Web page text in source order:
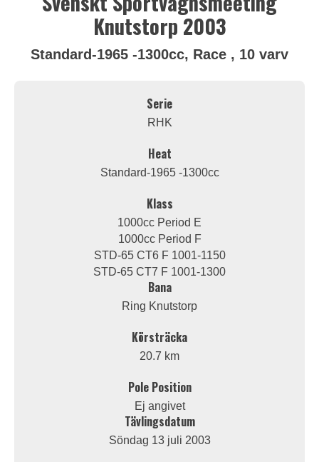
Knutstorp 2003
Standard-1965 -1300cc, Race , 10 varv
Serie
RHK
Heat
Standard-1965 -1300cc
Klass
1000cc Period E
1000cc Period F
STD-65 CT6 F 1001-1150
STD-65 CT7 F 1001-1300
Bana
Ring Knutstorp
Körsträcka
20.7 km
Pole Position
Ej angivet
Tävlingsdatum
Söndag 13 juli 2003